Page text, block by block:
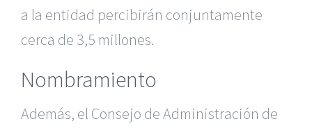
a la entidad percibirán conjuntamente
cerca de 3,5 millones.
Nombramiento
Además, el Consejo de Administración de